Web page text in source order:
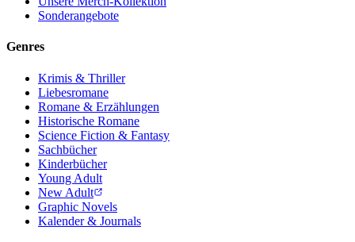
Sonderangebote
Genres
Krimis & Thriller
Liebesromane
Romane & Erzählungen
Historische Romane
Science Fiction & Fantasy
Sachbücher
Kinderbücher
Young Adult
New Adult
Graphic Novels
Kalender & Journals